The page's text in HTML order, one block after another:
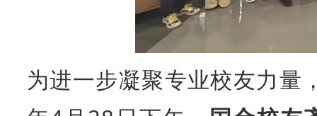
为进一步凝聚专业校友力量